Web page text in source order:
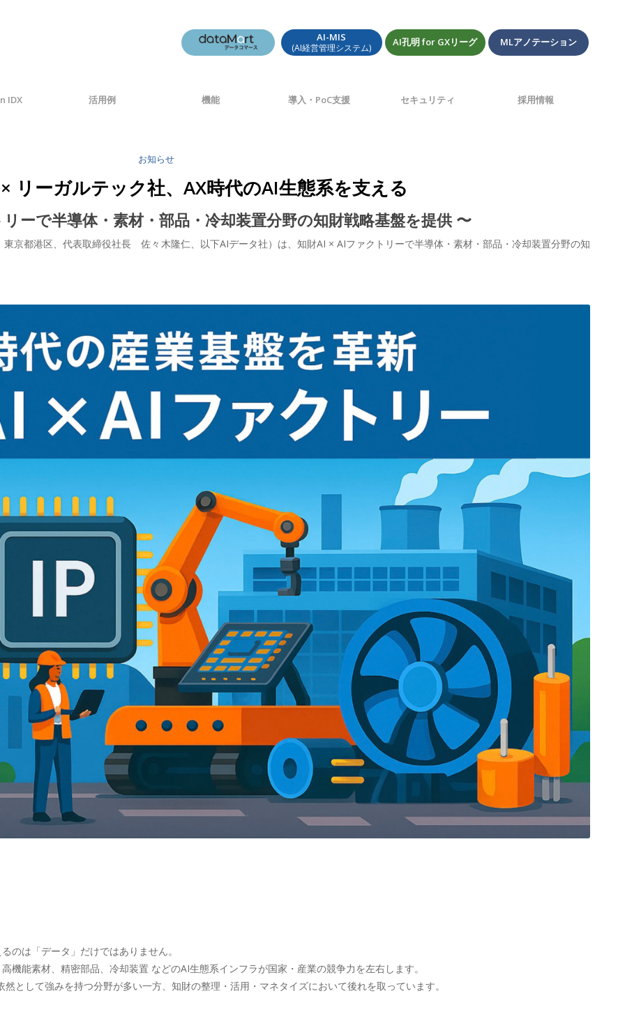
AI-MIS
(AI経営管理システム) AI孔明 for GXリーグ MLアノテーション
IDX 活用例 機能 導入・PoC支援 セキュリティ 採用情報
お知らせ
リーガルテック社、AX時代のAI生態系を支える
ーで半導体・素材・部品・冷却装置分野の知財戦略基盤を提供 〜
京都港区、代表取締役社長 佐々木隆仁、以下AIデータ社）は、知財AI × AIファクトリーで半導体・素材・部品・冷却装置分野の知
のは「データ」だけではありません。
機能素材、精密部品、冷却装置 などのAI生態系インフラが国家・産業の競争力を左右します。
として強みを持つ分野が多い一方、知財の整理・活用・マネタイズにおいて後れを取っています。